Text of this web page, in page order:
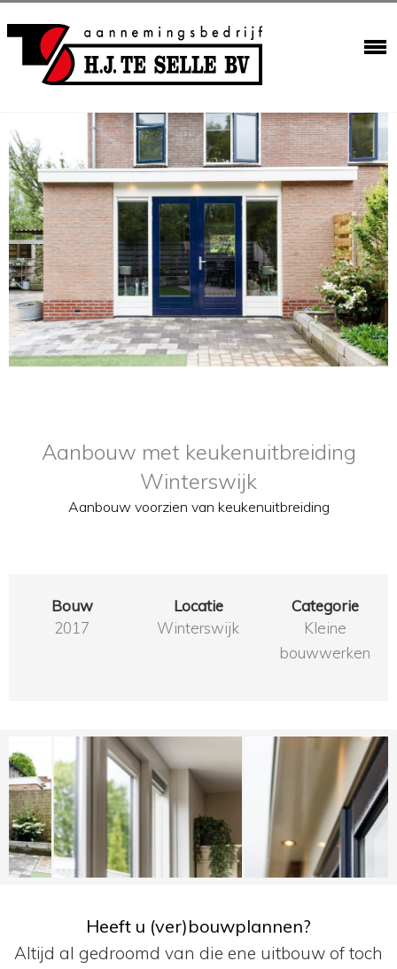
Aanbouw met keukenuitbreiding
Winterswijk
Aanbouw voorzien van keukenuitbreiding
Bouw
2017
Locatie
Winterswijk
Categorie
Kleine
bouwwerken
Heeft u (ver)bouwplannen?
Altijd al gedroomd van die ene uitbouw of toch